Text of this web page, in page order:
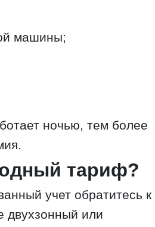
машины;
ночью, тем более
тариф?
учет обратитесь к
двухзонный или